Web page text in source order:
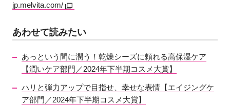
jp.melvita.com/
あわせて読みたい
あっという間に潤う！乾燥シーズに頼れる高保湿ケア
【潤いケア部門／2024年下半期コスメ大賞】
ハリと弾力アップで目指せ、幸せな表情【エイジングケ
ア部門／2024年下半期コスメ大賞】